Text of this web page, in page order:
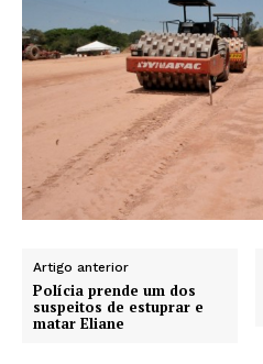
Artigo anterior
Polícia prende um dos
suspeitos de estuprar e
matar Eliane